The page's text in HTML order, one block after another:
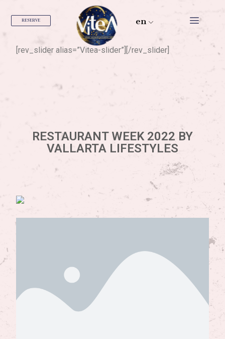
RESERVE en
[rev_slider alias=”Vitea-slider”][/rev_slider]
RESTAURANT WEEK 2022 BY
VALLARTA LIFESTYLES